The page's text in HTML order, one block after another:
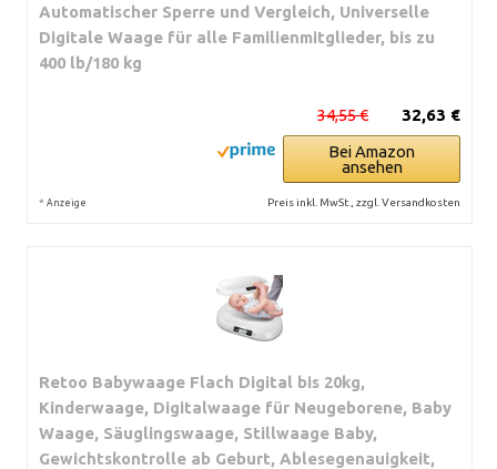
Automatischer Sperre und Vergleich, Universelle
Digitale Waage für alle Familienmitglieder, bis zu
400 lb/180 kg
32,63 €
34,55 €
Bei Amazon
ansehen
* Anzeige Preis inkl. MwSt., zzgl. Versandkosten
Retoo Babywaage Flach Digital bis 20kg,
Kinderwaage, Digitalwaage für Neugeborene, Baby
Waage, Säuglingswaage, Stillwaage Baby,
Gewichtskontrolle ab Geburt, Ablesegenauigkeit,